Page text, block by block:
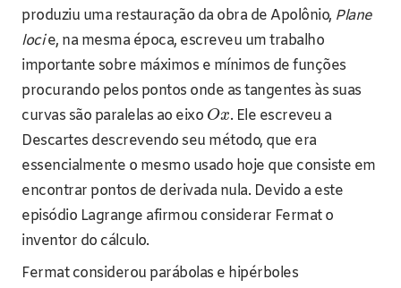
produziu uma restauração da obra de Apolônio, Plane
locie, na mesma época, escreveu um trabalho
importante sobre máximos e mínimos de funções
procurando pelos pontos onde as tangentes às suas
curvas são paralelas ao eixo Ox. Ele escreveu a
Descartes descrevendo seu método, que era
essencialmente o mesmo usado hoje que consiste em
encontrar pontos de derivada nula. Devido a este
episódio Lagrange afirmou considerar Fermat o
inventor do cálculo.
Fermat considerou parábolas e hipérboles